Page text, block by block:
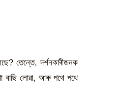
তেন্তে, দৰ্শনকাৰীজনক
বাছি লোৱা, আৰু পথে পথে